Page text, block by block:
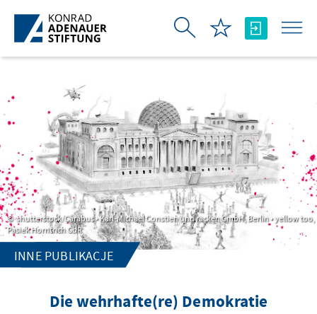
Skip to Main Content
shutterstock/Carabus • Karl-Michael Constien und racken GmbH, Berlin • yellow too,
Pasiek Horntrich GbR
INNE PUBLIKACJE
Die wehrhafte(re) Demokratie